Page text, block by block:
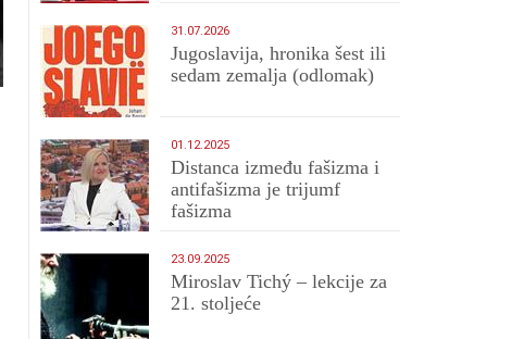
31.07.2026
Jugoslavija, hronika šest ili
sedam zemalja (odlomak)
01.12.2025
Distanca između fašizma i
antifašizma je trijumf
fašizma
23.09.2025
Miroslav Tichý – lekcije za
21. stoljeće